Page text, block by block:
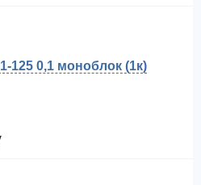
125 0,1 моноблок (1к)